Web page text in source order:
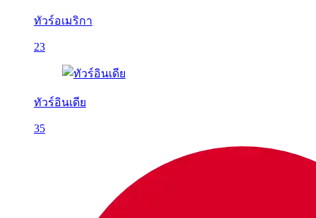
ทัวร์อเมริกา
23
ทัวร์อินเดีย
35